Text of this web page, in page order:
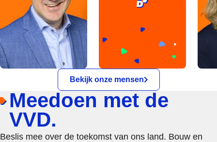
Bekijk onze mensen
Meedoen met de
VVD.
Beslis mee over de toekomst van ons land. Bouw en